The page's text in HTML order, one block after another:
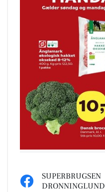
SUPERBRUGSEN
DRONNINGLUND